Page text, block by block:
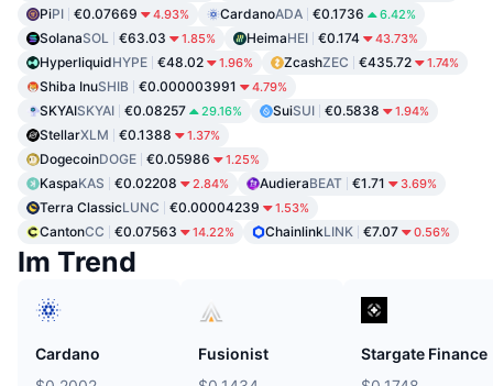
PiPI €0.07669 4.93% CardanoADA €0.1736 6.42%
SolanaSOL €63.03 1.85% HeimaHEI €0.174 43.73%
HyperliquidHYPE €48.02 1.96% ZcashZEC €435.72 1.74%
Shiba InuSHIB €0.000003991 4.79%
SKYAISKYAI €0.08257 29.16% SuiSUI €0.5838 1.94%
StellarXLM €0.1388 1.37%
DogecoinDOGE €0.05986 1.25%
KaspaKAS €0.02208 2.84% AudieraBEAT €1.71 3.69%
Terra ClassicLUNC €0.00004239 1.53%
CantonCC €0.07563 14.22% ChainlinkLINK €7.07 0.56%
Im Trend
Cardano
Fusionist
Stargate Finance